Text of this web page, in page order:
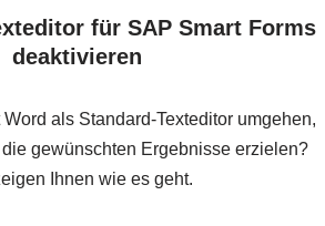
für SAP Smart Forms
deaktivieren
als Standard-Texteditor umgehen,
gewünschten Ergebnisse erzielen?
Ihnen wie es geht.